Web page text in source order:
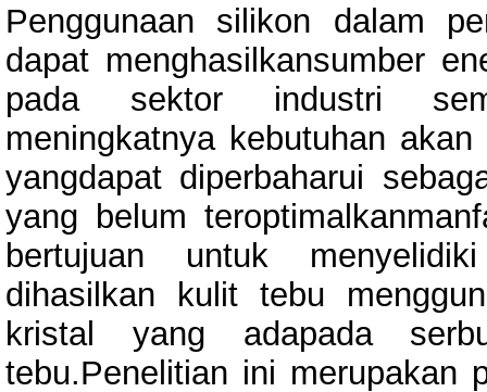
Penggunaan silikon dalam
dapat menghasilkansumber
pada sektor industri
meningkatnya kebutuhan
yangdapat diperbaharui
yang belum
bertujuan untuk
dihasilkan kulit tebu
kristal yang adapada
tebu.Penelitian ini merupakan